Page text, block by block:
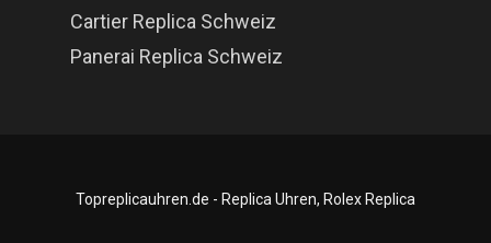
Cartier Replica Schweiz
Panerai Replica Schweiz
Topreplicauhren.de - Replica Uhren, Rolex Replica